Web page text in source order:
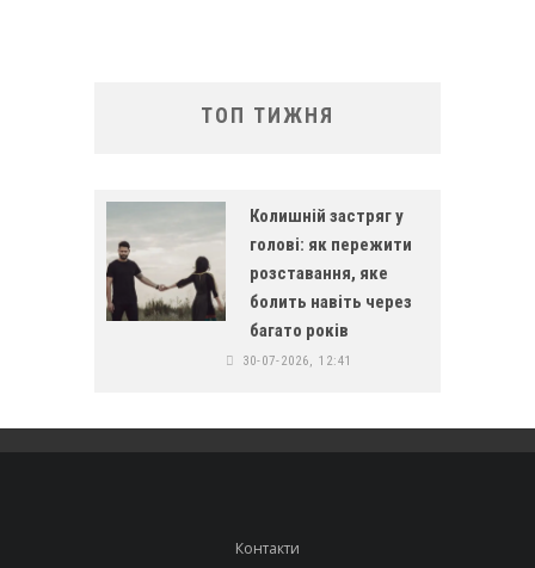
ТОП ТИЖНЯ
Колишній застряг у
голові: як пережити
розставання, яке
болить навіть через
багато років
30-07-2026, 12:41
Контакти